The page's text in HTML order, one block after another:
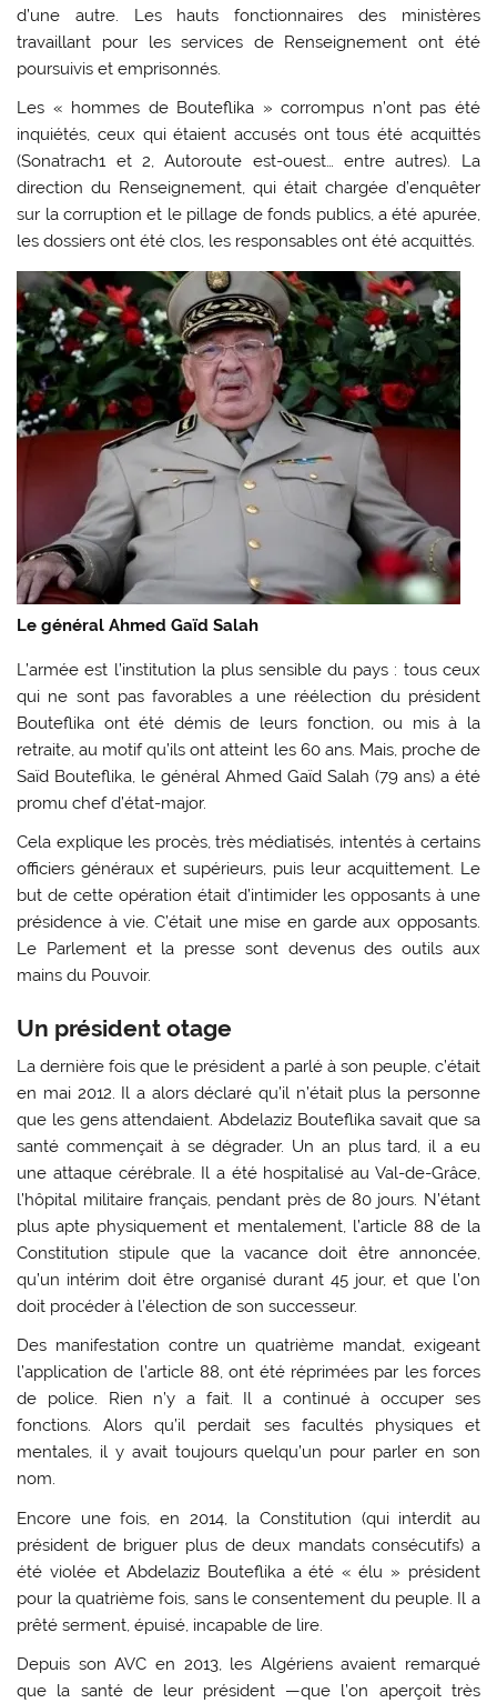
d’une autre. Les hauts fonctionnaires des ministères
travaillant pour les services de Renseignement ont été
poursuivis et emprisonnés.
Les « hommes de Bouteflika » corrompus n’ont pas été
inquiétés, ceux qui étaient accusés ont tous été acquittés
(Sonatrach1 et 2, Autoroute est-ouest… entre autres). La
direction du Renseignement, qui était chargée d’enquêter
sur la corruption et le pillage de fonds publics, a été apurée,
les dossiers ont été clos, les responsables ont été acquittés.
Le général Ahmed Gaïd Salah
L’armée est l’institution la plus sensible du pays : tous ceux
qui ne sont pas favorables a une réélection du président
Bouteflika ont été démis de leurs fonction, ou mis à la
retraite, au motif qu’ils ont atteint les 60 ans. Mais, proche de
Saïd Bouteflika, le général Ahmed Gaïd Salah (79 ans) a été
promu chef d’état-major.
Cela explique les procès, très médiatisés, intentés à certains
officiers généraux et supérieurs, puis leur acquittement. Le
but de cette opération était d’intimider les opposants à une
présidence à vie. C’était une mise en garde aux opposants.
Le Parlement et la presse sont devenus des outils aux
mains du Pouvoir.
Un président otage
La dernière fois que le président a parlé à son peuple, c’était
en mai 2012. Il a alors déclaré qu’il n’était plus la personne
que les gens attendaient. Abdelaziz Bouteflika savait que sa
santé commençait à se dégrader. Un an plus tard, il a eu
une attaque cérébrale. Il a été hospitalisé au Val-de-Grâce,
l’hôpital militaire français, pendant près de 80 jours. N’étant
plus apte physiquement et mentalement, l’article 88 de la
Constitution stipule que la vacance doit être annoncée,
qu’un intérim doit être organisé durant 45 jour, et que l’on
doit procéder à l’élection de son successeur.
Des manifestation contre un quatrième mandat, exigeant
l’application de l’article 88, ont été réprimées par les forces
de police. Rien n’y a fait. Il a continué à occuper ses
fonctions. Alors qu’il perdait ses facultés physiques et
mentales, il y avait toujours quelqu’un pour parler en son
nom.
Encore une fois, en 2014, la Constitution (qui interdit au
président de briguer plus de deux mandats consécutifs) a
été violée et Abdelaziz Bouteflika a été « élu » président
pour la quatrième fois, sans le consentement du peuple. Il a
prêté serment, épuisé, incapable de lire.
Depuis son AVC en 2013, les Algériens avaient remarqué
que la santé de leur président —que l’on aperçoit très